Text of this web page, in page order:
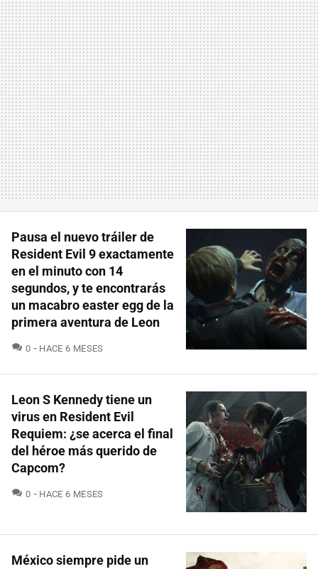
Pausa el nuevo tráiler de
Resident Evil 9 exactamente
en el minuto con 14
segundos, y te encontrarás
un macabro easter egg de la
primera aventura de Leon
0 COMENTARIOS
HACE 6 MESES
Leon S Kennedy tiene un
virus en Resident Evil
Requiem: ¿se acerca el final
del héroe más querido de
Capcom?
0 COMENTARIOS
HACE 6 MESES
México siempre pide un